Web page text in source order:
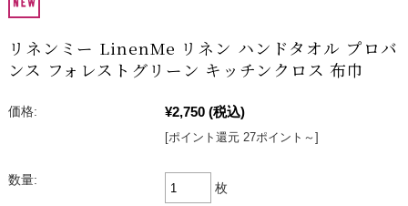
リネンミー LinenMe リネン ハンドタオル プロバ
ンス フォレストグリーン キッチンクロス 布巾
価格: ¥2,750 (税込)
[ポイント還元 27ポイント～]
数量:
枚